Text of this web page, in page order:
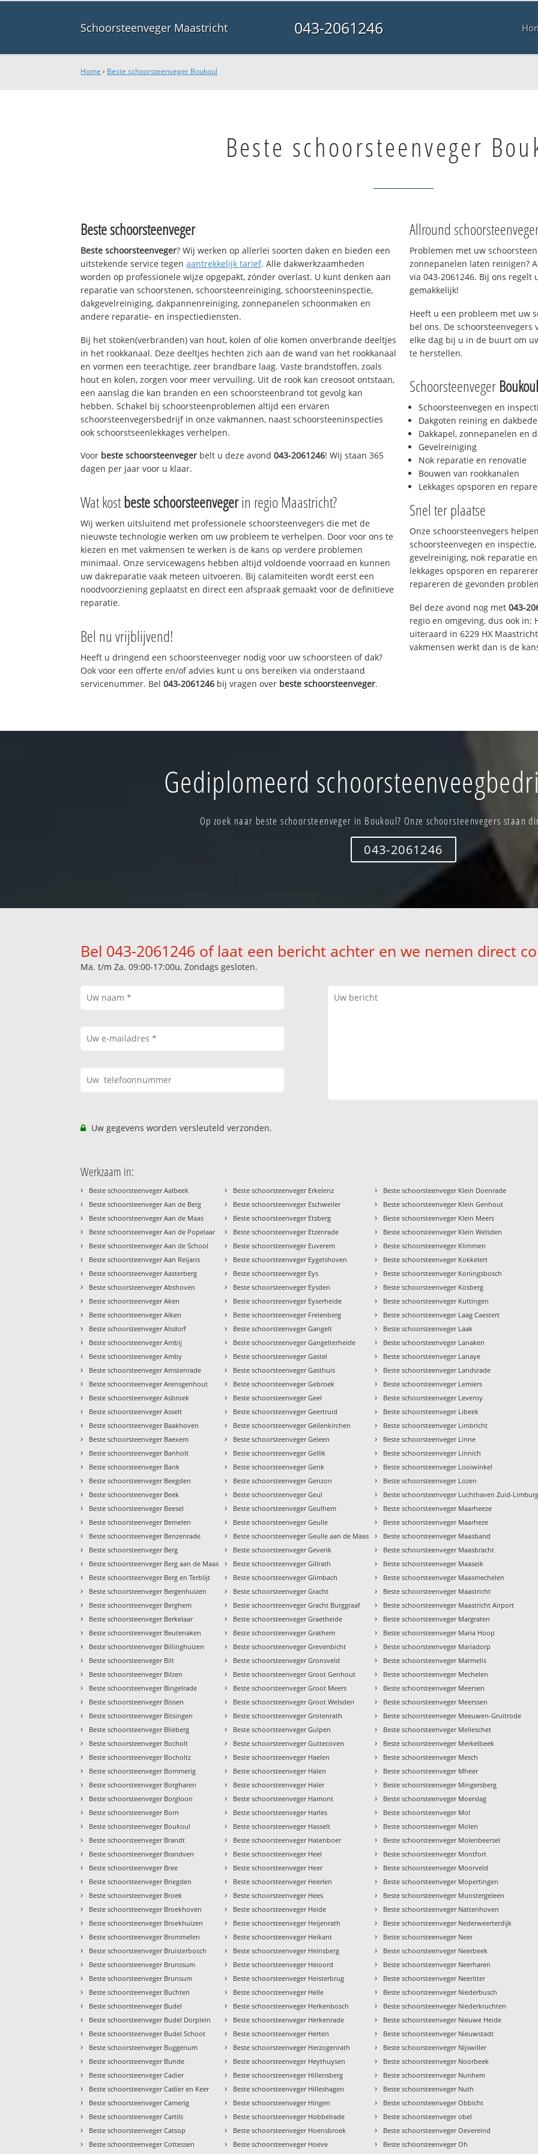
Schoorsteenveger Maastricht 043-2061246
Home › Beste schoorsteenveger Boukoul
Beste schoorsteenveger
Beste schoorsteenveger
Beste schoorsteenveger? Wij werken op allerlei soorten daken en bieden een
uitstekende service tegenaantrekkelijk tarief. Alle dakwerkzaamheden
worden op professionele wijze opgepakt, zónder overlast. U kunt denken aan
reparatie van schoorstenen, schoorsteenreiniging, schoorsteeninspectie,
dakgevelreiniging, dakpannenreiniging, zonnepanelen schoonmaken en
andere reparatie- en inspectiediensten.
Bij het stoken(verbranden) van hout, kolen of olie komen onverbrande deeltjes
in het rookkanaal. Deze deeltjes hechten zich aan de wand van het rookkanaal
en vormen een teerachtige, zeer brandbare laag. Vaste brandstoffen, zoals
hout en kolen, zorgen voor meer vervuiling. Uit de rook kan creosoot ontstaan,
een aanslag die kan branden en een schoorsteenbrand tot gevolg kan
hebben. Schakel bij schoorsteenproblemen altijd een ervaren
schoorsteenvegersbedrijf in onze vakmannen, naast schoorsteeninspecties
ook schoorstseenlekkages verhelpen.
Voor beste schoorsteenveger belt u deze avond043-2061246! Wij staan 365
dagen per jaar voor u klaar.
Wat kostbeste schoorsteenvegerin regio Maastricht?
Wij werken uitsluitend met professionele schoorsteenvegers die met de
nieuwste technologie werken om uw probleem te verhelpen. Door voor ons te
kiezen en met vakmensen te werken is de kans op verdere problemen
minimaal. Onze servicewagens hebben altijd voldoende voorraad en kunnen
uw dakreparatie vaak meteen uitvoeren. Bij calamiteiten wordt eerst een
noodvoorziening geplaatst en direct een afspraak gemaakt voor de definitieve
reparatie.
Bel nu vrijblijvend!
Heeft u dringend een schoorsteenveger nodig voor uw schoorsteen of dak?
Ook voor een offerte en/of advies kunt u ons bereiken via onderstaand
servicenummer. Bel043-2061246 bij vragen over beste schoorsteenveger.
Allround
Problemen met uw
zonnepanelen laten reinigen?
via 043-2061246. Bij ons
gemakkelijk!
Heeft u een probleem met uw
bel ons. De
elke dag bij u in de buurt om
te herstellen.
Schoorsteenveger Boukoul
Schoorsteenvegen en
Dakgoten reining en
Dakkapel, zonnepanelen en
Gevelreiniging
Nok reparatie en renovatie
Bouwen van rookkanalen
Lekkages opsporen en
Snel ter plaatse
Onze schoorsteenvegers
schoorsteenvegen en
gevelreiniging, nok reparatie
lekkages opsporen en
repareren de gevonden
Bel deze avond nog met 043-
regio en omgeving, dus ook in:
uiteraard in 6229 HX
vakmensen werkt dan is de
Gediplomeerd
Op zoek naar beste schoorsteenveger in Boukoul? Onze schoorsteenvegers staan
043-2061246
Bel 043-2061246 of laat een bericht achter en we nemen direct
Ma. t/m Za. 09:00-17:00u, Zondags gesloten.
Uw gegevens worden versleuteld verzonden.
Werkzaam in:
› Beste schoorsteenveger Aalbeek
› Beste schoorsteenveger Aan de Berg
› Beste schoorsteenveger Aan de Maas
› Beste schoorsteenveger Aan de Popelaar
› Beste schoorsteenveger Aan de School
› Beste schoorsteenveger Aan Reijans
› Beste schoorsteenveger Aasterberg
› Beste schoorsteenveger Abshoven
› Beste schoorsteenveger Aken
› Beste schoorsteenveger Alken
› Beste schoorsteenveger Alsdorf
› Beste schoorsteenveger Ambij
› Beste schoorsteenveger Amby
› Beste schoorsteenveger Amstenrade
› Beste schoorsteenveger Arensgenhout
› Beste schoorsteenveger Asbroek
› Beste schoorsteenveger Asselt
› Beste schoorsteenveger Baakhoven
› Beste schoorsteenveger Baexem
› Beste schoorsteenveger Banholt
› Beste schoorsteenveger Bank
› Beste schoorsteenveger Beegden
› Beste schoorsteenveger Beek
› Beste schoorsteenveger Beesel
› Beste schoorsteenveger Bemelen
› Beste schoorsteenveger Benzenrade
› Beste schoorsteenveger Berg
› Beste schoorsteenveger Berg aan de Maas
› Beste schoorsteenveger Berg en Terblijt
› Beste schoorsteenveger Bergenhuizen
› Beste schoorsteenveger Berghem
› Beste schoorsteenveger Berkelaar
› Beste schoorsteenveger Beutenaken
› Beste schoorsteenveger Billinghuizen
› Beste schoorsteenveger Bilt
› Beste schoorsteenveger Bilzen
› Beste schoorsteenveger Bingelrade
› Beste schoorsteenveger Bissen
› Beste schoorsteenveger Bitsingen
› Beste schoorsteenveger Blieberg
› Beste schoorsteenveger Bocholt
› Beste schoorsteenveger Bocholtz
› Beste schoorsteenveger Bommerig
› Beste schoorsteenveger Borgharen
› Beste schoorsteenveger Borgloon
› Beste schoorsteenveger Born
› Beste schoorsteenveger Boukoul
› Beste schoorsteenveger Brandt
› Beste schoorsteenveger Brandven
› Beste schoorsteenveger Bree
› Beste schoorsteenveger Briegden
› Beste schoorsteenveger Broek
› Beste schoorsteenveger Broekhoven
› Beste schoorsteenveger Broekhuizen
› Beste schoorsteenveger Brommelen
› Beste schoorsteenveger Bruisterbosch
› Beste schoorsteenveger Brunssum
› Beste schoorsteenveger Brunsum
› Beste schoorsteenveger Buchten
› Beste schoorsteenveger Budel
› Beste schoorsteenveger Budel Dorplein
› Beste schoorsteenveger Budel Schoot
› Beste schoorsteenveger Buggenum
› Beste schoorsteenveger Bunde
› Beste schoorsteenveger Cadier
› Beste schoorsteenveger Cadier en Keer
› Beste schoorsteenveger Camerig
› Beste schoorsteenveger Cartils
› Beste schoorsteenveger Catsop
› Beste schoorsteenveger Cottessen
› Beste schoorsteenveger Erkelenz
› Beste schoorsteenveger Eschweiler
› Beste schoorsteenveger Etsberg
› Beste schoorsteenveger Etzenrade
› Beste schoorsteenveger Euverem
› Beste schoorsteenveger Eygelshoven
› Beste schoorsteenveger Eys
› Beste schoorsteenveger Eysden
› Beste schoorsteenveger Eyserheide
› Beste schoorsteenveger Frelenberg
› Beste schoorsteenveger Gangelt
› Beste schoorsteenveger Gangelterheide
› Beste schoorsteenveger Gastel
› Beste schoorsteenveger Gasthuis
› Beste schoorsteenveger Gebroek
› Beste schoorsteenveger Geel
› Beste schoorsteenveger Geertruid
› Beste schoorsteenveger Geilenkirchen
› Beste schoorsteenveger Geleen
› Beste schoorsteenveger Gellik
› Beste schoorsteenveger Genk
› Beste schoorsteenveger Genzon
› Beste schoorsteenveger Geul
› Beste schoorsteenveger Geulhem
› Beste schoorsteenveger Geulle
› Beste schoorsteenveger Geulle aan de Maas
› Beste schoorsteenveger Geverik
› Beste schoorsteenveger Gillrath
› Beste schoorsteenveger Glimbach
› Beste schoorsteenveger Gracht
› Beste schoorsteenveger Gracht Burggraaf
› Beste schoorsteenveger Graetheide
› Beste schoorsteenveger Grathem
› Beste schoorsteenveger Grevenbicht
› Beste schoorsteenveger Gronsveld
› Beste schoorsteenveger Groot Genhout
› Beste schoorsteenveger Groot Meers
› Beste schoorsteenveger Groot Welsden
› Beste schoorsteenveger Grotenrath
› Beste schoorsteenveger Gulpen
› Beste schoorsteenveger Guttecoven
› Beste schoorsteenveger Haelen
› Beste schoorsteenveger Halen
› Beste schoorsteenveger Haler
› Beste schoorsteenveger Hamont
› Beste schoorsteenveger Harles
› Beste schoorsteenveger Hasselt
› Beste schoorsteenveger Hatenboer
› Beste schoorsteenveger Heel
› Beste schoorsteenveger Heer
› Beste schoorsteenveger Heerlen
› Beste schoorsteenveger Hees
› Beste schoorsteenveger Heide
› Beste schoorsteenveger Heijenrath
› Beste schoorsteenveger Heikant
› Beste schoorsteenveger Heinsberg
› Beste schoorsteenveger Heioord
› Beste schoorsteenveger Heisterbrug
› Beste schoorsteenveger Helle
› Beste schoorsteenveger Herkenbosch
› Beste schoorsteenveger Herkenrade
› Beste schoorsteenveger Herten
› Beste schoorsteenveger Herzogenrath
› Beste schoorsteenveger Heythuysen
› Beste schoorsteenveger Hillensberg
› Beste schoorsteenveger Hilleshagen
› Beste schoorsteenveger Hingen
› Beste schoorsteenveger Hobbelrade
› Beste schoorsteenveger Hoensbroek
› Beste schoorsteenveger Hoeve
› Beste schoorsteenveger Klein Doenrade
› Beste schoorsteenveger Klein Genhout
› Beste schoorsteenveger Klein Meers
› Beste schoorsteenveger Klein Welsden
› Beste schoorsteenveger Klimmen
› Beste schoorsteenveger Kokkelert
› Beste schoorsteenveger Koningsbosch
› Beste schoorsteenveger Kosberg
› Beste schoorsteenveger Kuttingen
› Beste schoorsteenveger Laag Caestert
› Beste schoorsteenveger Laak
› Beste schoorsteenveger Lanaken
› Beste schoorsteenveger Lanaye
› Beste schoorsteenveger Landsrade
› Beste schoorsteenveger Lemiers
› Beste schoorsteenveger Leveroy
› Beste schoorsteenveger Libeek
› Beste schoorsteenveger Limbricht
› Beste schoorsteenveger Linne
› Beste schoorsteenveger Linnich
› Beste schoorsteenveger Looiwinkel
› Beste schoorsteenveger Lozen
› Beste schoorsteenveger Luchthaven Zuid-
› Beste schoorsteenveger Maarheeze
› Beste schoorsteenveger Maarheze
› Beste schoorsteenveger Maasband
› Beste schoorsteenveger Maasbracht
› Beste schoorsteenveger Maaseik
› Beste schoorsteenveger Maasmechelen
› Beste schoorsteenveger Maastricht
› Beste schoorsteenveger Maastricht Airport
› Beste schoorsteenveger Margraten
› Beste schoorsteenveger Maria Hoop
› Beste schoorsteenveger Mariadorp
› Beste schoorsteenveger Marmelis
› Beste schoorsteenveger Mechelen
› Beste schoorsteenveger Meersen
› Beste schoorsteenveger Meerssen
› Beste schoorsteenveger Meeuwen-Gruitrode
› Beste schoorsteenveger Melleschet
› Beste schoorsteenveger Merkelbeek
› Beste schoorsteenveger Mesch
› Beste schoorsteenveger Mheer
› Beste schoorsteenveger Mingersberg
› Beste schoorsteenveger Moerslag
› Beste schoorsteenveger Mol
› Beste schoorsteenveger Molen
› Beste schoorsteenveger Molenbeersel
› Beste schoorsteenveger Montfort
› Beste schoorsteenveger Moorveld
› Beste schoorsteenveger Mopertingen
› Beste schoorsteenveger Munstergeleen
› Beste schoorsteenveger Nattenhoven
› Beste schoorsteenveger Nederweerterdijk
› Beste schoorsteenveger Neer
› Beste schoorsteenveger Neerbeek
› Beste schoorsteenveger Neerharen
› Beste schoorsteenveger Neeritter
› Beste schoorsteenveger Niederbusch
› Beste schoorsteenveger Niederkruchten
› Beste schoorsteenveger Nieuwe Heide
› Beste schoorsteenveger Nieuwstadt
› Beste schoorsteenveger Nijswiller
› Beste schoorsteenveger Noorbeek
› Beste schoorsteenveger Nunhem
› Beste schoorsteenveger Nuth
› Beste schoorsteenveger Obbicht
› Beste schoorsteenveger obel
› Beste schoorsteenveger Oevereind
› Beste schoorsteenveger Oh